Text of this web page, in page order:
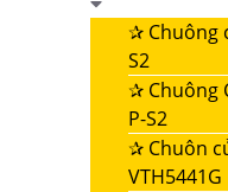
✰ Chuông
S2
✰ Chuông
P-S2
✰ Chuôn
VTH5441G